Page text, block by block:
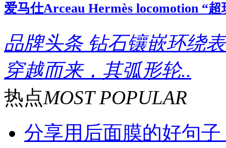
爱马仕Arceau Hermès locomotion “
品牌头条 钻石镶嵌环绕
穿越而来，其弧形轮..
热点MOST POPULAR
分享用后面膜的好句